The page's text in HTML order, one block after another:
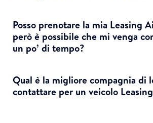
Posso prenotare la mia Leasing
però è possibile che mi venga
un po’ di tempo?
Qual è la migliore compagnia di
contattare per un veicolo